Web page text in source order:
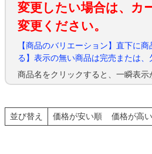
変更したい場合は、カ
変更ください。
【商品のバリエーション】直下に
る】表示の無い商品は完売または、
商品名をクリックすると、一瞬表示
並び替え 価格が安い順 価格が高